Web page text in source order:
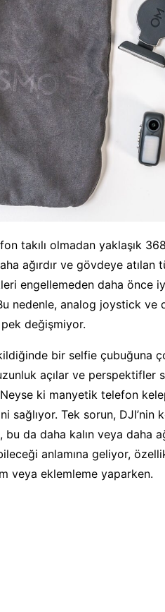
takılı olmadan yaklaşık
ağırdır ve gövdeye
engellemeden daha önce
nedenle, analog joystick ve
değişmiyor.
bir selfie çubuğuna
açılar ve perspektifler
ki manyetik telefon
sağlıyor. Tek sorun, DJI’nin
da daha kalın veya daha
anlamına geliyor,
veya eklemleme yaparken.